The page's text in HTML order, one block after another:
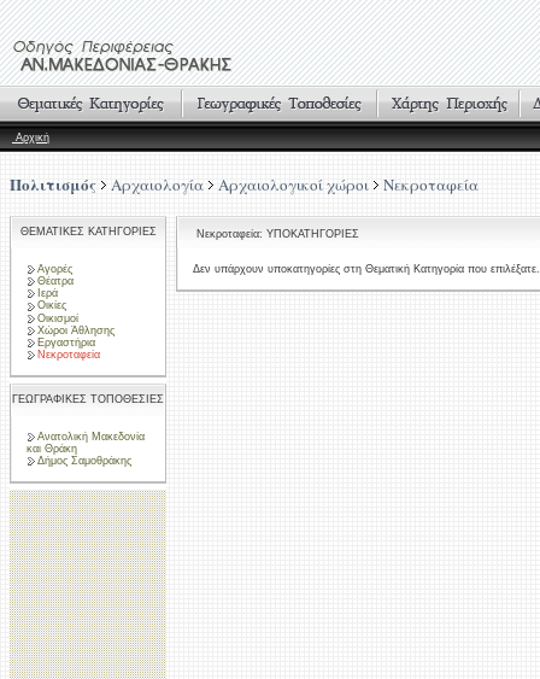
Αρχική
Πολιτισμός Αρχαιολογία Αρχαιολογικοί χώροι Νεκροταφεία
ΘΕΜΑΤΙΚΕΣ ΚΑΤΗΓΟΡΙΕΣ
Αγορές
Θέατρα
Ιερά
Οικίες
Οικισμοί
Χώροι Άθλησης
Εργαστήρια
Νεκροταφεία
ΓΕΩΓΡΑΦΙΚΕΣ ΤΟΠΟΘΕΣΙΕΣ
Ανατολική Μακεδονία
και Θράκη
Δήμος Σαμοθράκης
Νεκροταφεία: ΥΠΟΚΑΤΗΓΟΡΙΕΣ
Δεν υπάρχουν υποκατηγορίες στη Θεματική Κατηγορία που επιλέξατε.